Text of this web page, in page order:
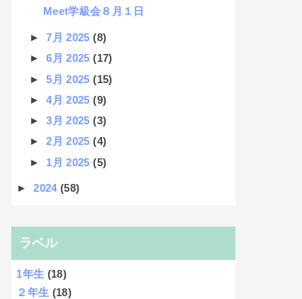
Meet学級会８月１日
►7月 2025(8)
►6月 2025(17)
►5月 2025(15)
►4月 2025(9)
►3月 2025(3)
►2月 2025(4)
► 1月 2025(5)
►2024(58)
ラベル
1年生 (18)
２年生 (18)